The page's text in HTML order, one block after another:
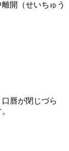
開（せいちゅう
唇が閉じづら